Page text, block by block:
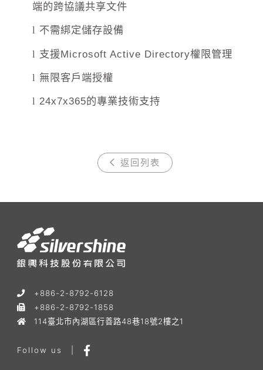
端的跨協議共享文件
l 不需綁定儲存設備
l 支援Microsoft Active Directory權限管理
l 無限客戶端授權
l 24x7x365的專業技術支持
返回列表
+886-2-8792-6128
+886-2-8792-1858
114臺北市內湖區行善路48巷18號2樓之1
Follow us